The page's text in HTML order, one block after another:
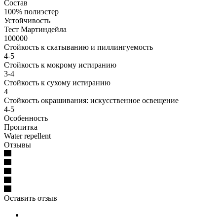
Состав
100% полиэстер
Устойчивость
Тест Мартиндейла
100000
Стойкость к скатыванию и пиллингуемость
4-5
Стойкость к мокрому истиранию
3-4
Стойкость к сухому истиранию
4
Стойкость окрашивания: искусственное освещение
4-5
Особенность
Пропитка
Water repellent
Отзывы
Оставить отзыв